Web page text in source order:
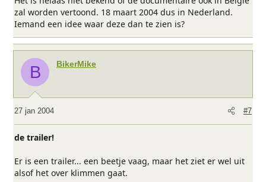
zal worden vertoond. 18 maart 2004 dus in Nederland.
Iemand een idee waar deze dan te zien is?
B BikerMike
27 jan 2004 #7
de trailer!
Er is een trailer... een beetje vaag, maar het ziet er wel uit
alsof het over klimmen gaat.